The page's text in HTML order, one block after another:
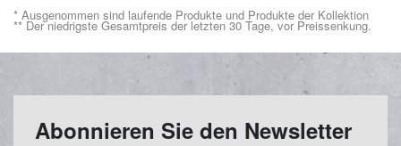
* Ausgenommen sind laufende Produkte und Produkte der Kollektion
** Der niedrigste Gesamtpreis der letzten 30 Tage, vor Preissenkung.
Abonnieren Sie den Newsletter